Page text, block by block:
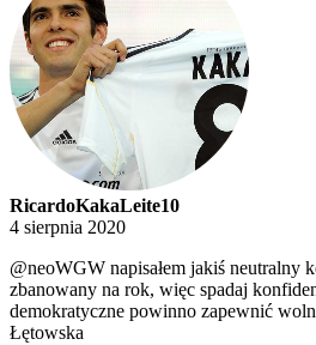
RicardoKakaLeite10
4 sierpnia 2020
@neoWGW napisałem jakiś neutralny
zbanowany na rok, więc spadaj
demokratyczne powinno zapewnić
Łętowska